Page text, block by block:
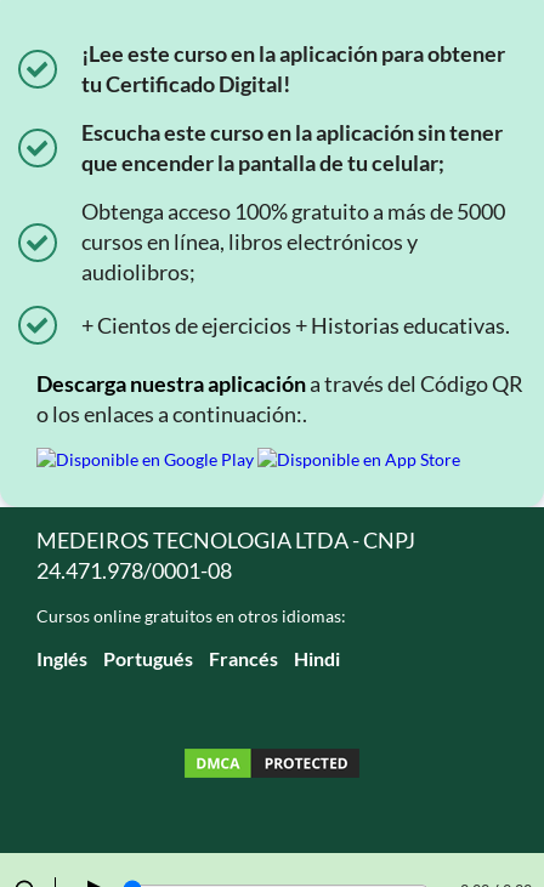
¡Lee este curso en la aplicación para obtener
tu Certificado Digital!
Escucha este curso en la aplicación sin tener
que encender la pantalla de tu celular;
Obtenga acceso 100% gratuito a más de 5000
cursos en línea, libros electrónicos y
audiolibros;
+ Cientos de ejercicios + Historias educativas.
Descarga nuestra aplicacióna través del Código QR
o los enlaces a continuación:.
MEDEIROS TECNOLOGIA LTDA - CNPJ
24.471.978/0001-08
Cursos online gratuitos en otros idiomas:
Inglés Portugués Francés Hindi